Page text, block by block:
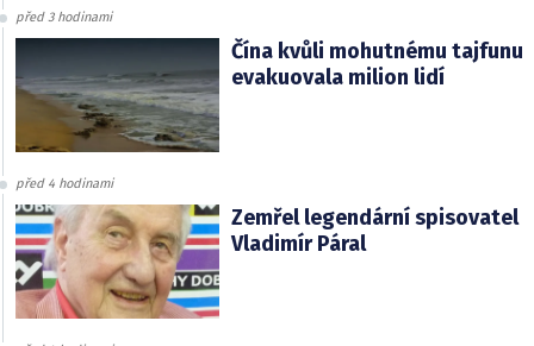
před 3 hodinami
Čína kvůli mohutnému tajfunu
evakuovala milion lidí
před 4 hodinami
Zemřel legendární spisovatel
Vladimír Páral